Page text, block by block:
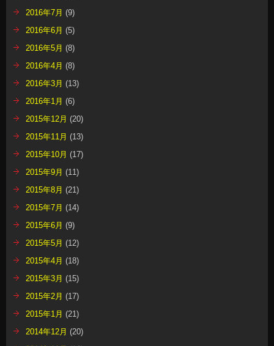
2016年7月 (9)
2016年6月 (5)
2016年5月 (8)
2016年4月 (8)
2016年3月 (13)
2016年1月 (6)
2015年12月 (20)
2015年11月 (13)
2015年10月 (17)
2015年9月 (11)
2015年8月 (21)
2015年7月 (14)
2015年6月 (9)
2015年5月 (12)
2015年4月 (18)
2015年3月 (15)
2015年2月 (17)
2015年1月 (21)
2014年12月 (20)